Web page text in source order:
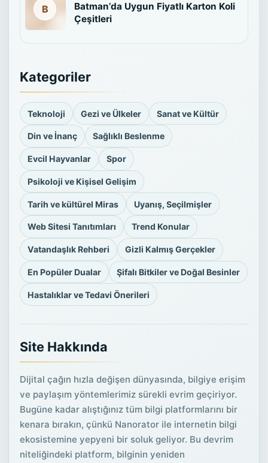
Batman’da Uygun Fiyatlı Karton Koli
Çeşitleri
Kategoriler
Teknoloji Gezi ve Ülkeler Sanat ve Kültür
Din ve İnanç Sağlıklı Beslenme
Evcil Hayvanlar Spor
Psikoloji ve Kişisel Gelişim
Tarih ve kültürel Miras Uyanış, Seçilmişler
Web Sitesi Tanıtımları Trend Konular
Vatandaşlık Rehberi Gizli Kalmış Gerçekler
En Popüler Dualar Şifalı Bitkiler ve Doğal Besinler
Hastalıklar ve Tedavi Önerileri
Site Hakkında
Dijital çağın hızla değişen dünyasında, bilgiye erişim
ve paylaşım yöntemlerimiz sürekli evrim geçiriyor.
Bugüne kadar alıştığınız tüm bilgi platformlarını bir
kenara bırakın, çünkü Nanorator ile internetin bilgi
ekosistemine yepyeni bir soluk geliyor. Bu devrim
niteliğindeki platform, bilginin yeniden